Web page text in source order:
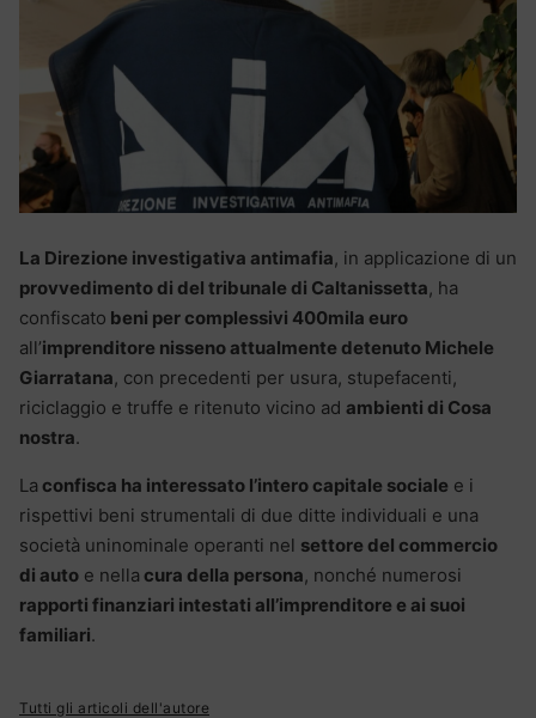
La Direzione investigativa antimafia, in applicazione di un
provvedimento di del tribunale di Caltanissetta, ha
confiscato beni per complessivi 400mila euro
all’imprenditore nisseno attualmente detenuto Michele
Giarratana, con precedenti per usura, stupefacenti,
riciclaggio e truffe e ritenuto vicino ad ambienti di Cosa
nostra.
La confisca ha interessato l’intero capitale sociale e i
rispettivi beni strumentali di due ditte individuali e una
società uninominale operanti nel settore del commercio
di auto e nella cura della persona, nonché numerosi
rapporti finanziari intestati all’imprenditore e ai suoi
familiari.
Tutti gli articoli dell'autore